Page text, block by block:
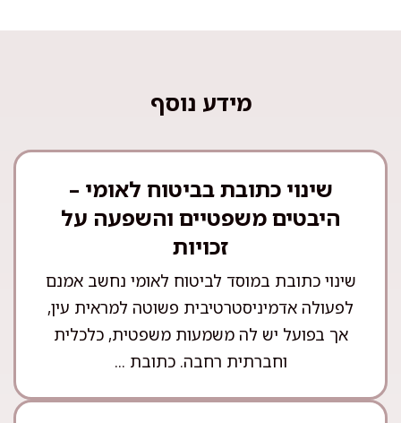
מידע נוסף
שינוי כתובת בביטוח לאומי –
היבטים משפטיים והשפעה על
זכויות
שינוי כתובת במוסד לביטוח לאומי נחשב אמנם
לפעולה אדמיניסטרטיבית פשוטה למראית עין,
אך בפועל יש לה משמעות משפטית, כלכלית
וחברתית רחבה. כתובת ...